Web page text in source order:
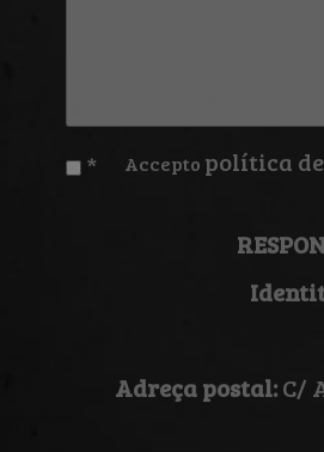
posa
en* Accepto política
Adreça postal:C/